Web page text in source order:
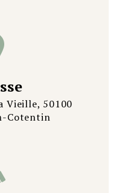
Vieille, 50100
Cotentin